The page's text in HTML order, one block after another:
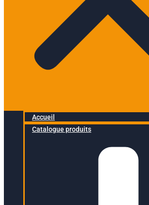
Accueil
Catalogue produits